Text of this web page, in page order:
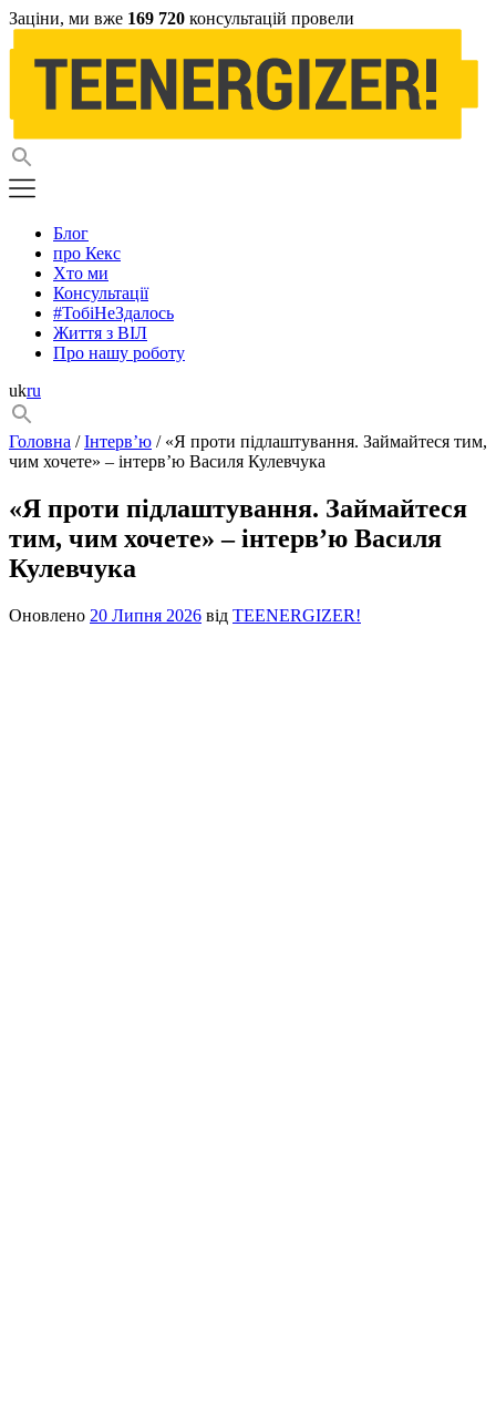
Заціни, ми вже 169 720 консультацій провели
Блог
про Кекс
Хто ми
Консультації
#ТобіНеЗдалось
Життя з ВІЛ
Про нашу роботу
ukru
Головна /Інтерв’ю / «Я проти підлаштування. Займайтеся тим,
чим хочете» – інтерв’ю Василя Кулевчука
«Я проти підлаштування. Займайтеся
тим, чим хочете» – інтерв’ю Василя
Кулевчука
Оновлено 20 Липня 2026 від TEENERGIZER!